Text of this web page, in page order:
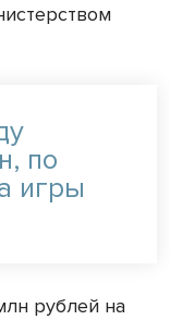
по
игры
рублей на